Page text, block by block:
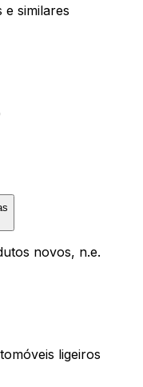
e similares
novos, n.e.
ligeiros